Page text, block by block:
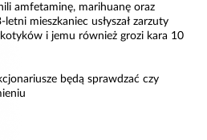
amfetaminę, marihuanę oraz
mieszkaniec usłyszał zarzuty
i jemu również grozi kara 10
będą sprawdzać czy